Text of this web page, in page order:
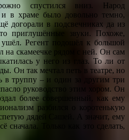
спустился вниз. Народ
и в храме было довольно темно,
догорали в подсвечниках да из
приглушённые звуки. Похоже,
Регент подошёл к большой
на скамеечке рядом с ней. Он сам
у него из глаз. То ли от
Он так мечтал петь в театре, но
в труппу – и один за другим три
руководство этим хором. Он
более совершенный, как ему
разбился о коротенькую
дядей Сашей. А значит, ему
сначала. Только как это сделать,